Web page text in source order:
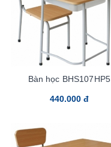
Bàn học BHS107HP5
440.000 đ